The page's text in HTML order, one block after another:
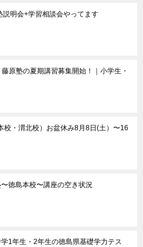
説明会+学習相談会やってます
原塾の夏期講習募集開始！｜小学生・
校・渭北校）お盆休み8月8日(土）〜16
徳島本校〜講座の空き状況
学1年生・2年生の徳島県基礎学力テス